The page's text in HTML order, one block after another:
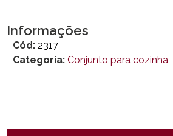
Informações
Cód: 2317
Categoria: Conjunto para cozinha